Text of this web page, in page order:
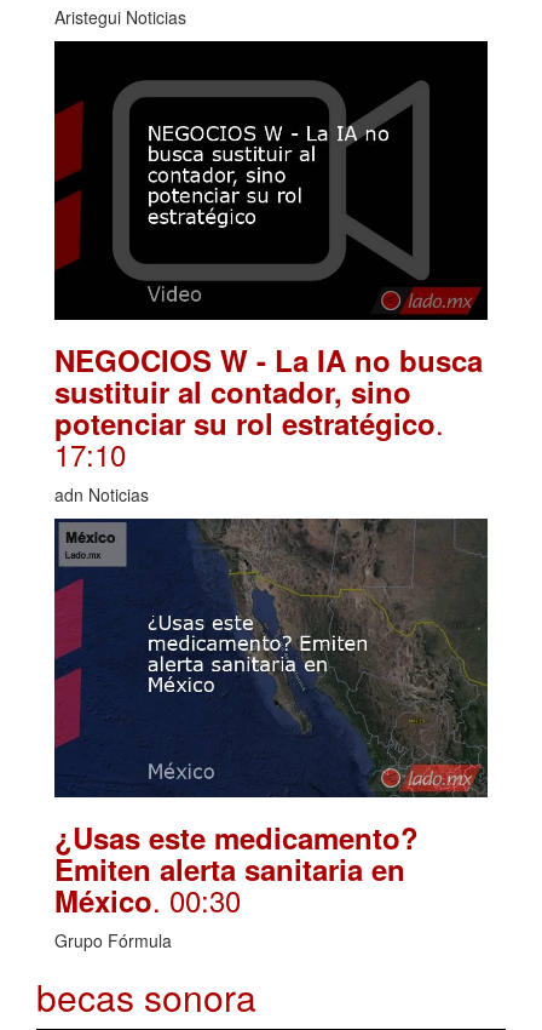
Aristegui Noticias
NEGOCIOS W - La IA no busca
sustituir al contador, sino
potenciar su rol estratégico.
17:10
adn Noticias
¿Usas este medicamento?
Emiten alerta sanitaria en
México. 00:30
Grupo Fórmula
becas sonora